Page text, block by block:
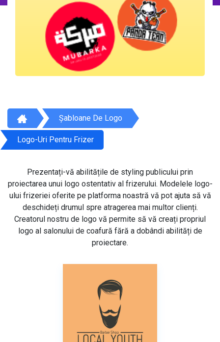
Șabloane De Logo
Logo-Uri Pentru Frizer
Prezentați-vă abilitățile de styling publicului prin
proiectarea unui logo ostentativ al frizerului. Modelele logo-
ului frizeriei oferite pe platforma noastră vă pot ajuta să vă
deschideți drumul spre atragerea mai multor clienți.
Creatorul nostru de logo vă permite să vă creați propriul
logo al salonului de coafură fără a dobândi abilități de
proiectare.